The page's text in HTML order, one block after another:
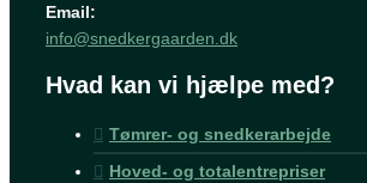
Email:
info@snedkergaarden.dk
Hvad kan vi hjælpe med?
Tømrer- og snedkerarbejde
Hoved- og totalentrepriser